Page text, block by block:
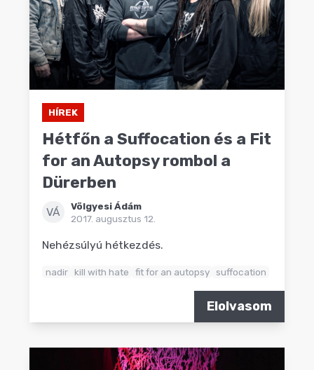
HÍREK
Hétfőn a Suffocation és a Fit
for an Autopsy rombol a
Dürerben
VÁ
Völgyesi Ádám
2017. augusztus 12.
Nehézsúlyú hétkezdés.
nadir kill with hate fit for an autopsy suffocation
Elolvasom